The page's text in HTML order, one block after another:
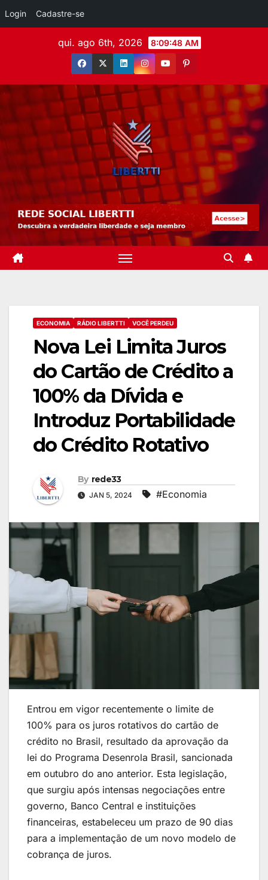
Login Cadastre-se
qui. ago 6th, 2026 8:09:49 AM
ECONOMIA RÁDIO LIBERTTI VOCÊ PERDEU
Nova Lei Limita Juros
do Cartão de Crédito a
100% da Dívida e
Introduz Portabilidade
do Crédito Rotativo
By rede33
JAN 5, 2024 #Economia
Entrou em vigor recentemente o limite de
100% para os juros rotativos do cartão de
crédito no Brasil, resultado da aprovação da
lei do Programa Desenrola Brasil, sancionada
em outubro do ano anterior. Esta legislação,
que surgiu após intensas negociações entre
governo, Banco Central e instituições
financeiras, estabeleceu um prazo de 90 dias
para a implementação de um novo modelo de
cobrança de juros.